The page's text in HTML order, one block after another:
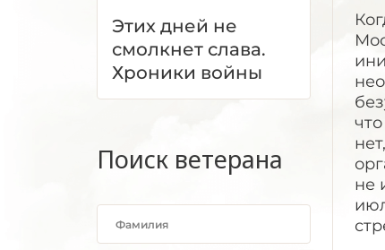
Этих дней не
смолкнет слава.
Хроники войны
Поиск ветерана
не